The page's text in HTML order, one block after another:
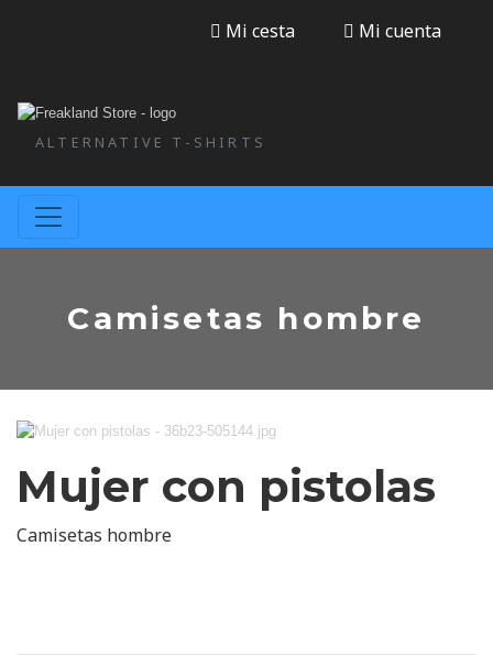
ALTERNATIVE T-SHIRTS
Mi cesta Mi cuenta
Camisetas hombre
Mujer con pistolas
Camisetas hombre